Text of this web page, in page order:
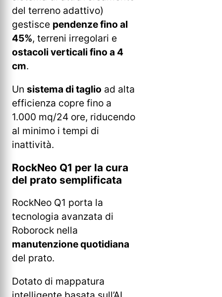
del terreno adattivo)
gestisce pendenze fino al
45%, terreni irregolari e
ostacoli verticali fino a 4
cm.
Un sistema di taglio ad alta
efficienza copre fino a
1.000 mq/24 ore, riducendo
al minimo i tempi di
inattività.
RockNeo Q1 per la cura
del prato semplificata
RockNeo Q1 porta la
tecnologia avanzata di
Roborock nella
manutenzione quotidiana
del prato.
Dotato di mappatura